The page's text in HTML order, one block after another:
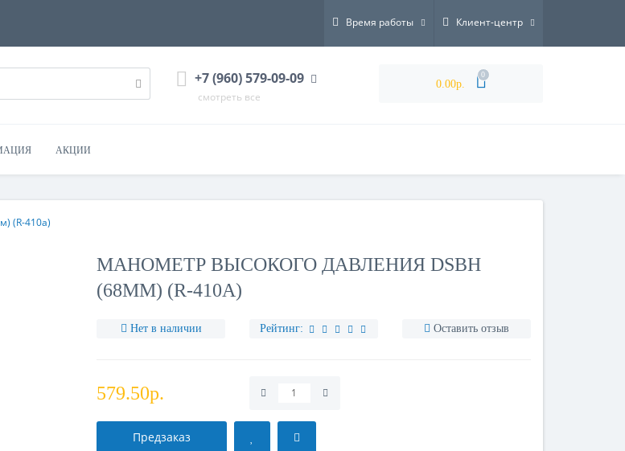
Время работы Клиент-центр
+7 (960) 579-09-09
смотреть все
0.00р.
0
АКЦИИ
(R-410a)
МАНОМЕТР ВЫСОКОГО ДАВЛЕНИЯ DSBH
(68ММ) (R-410A)
Нет в наличии Рейтинг: Оставить отзыв
579.50р.
Предзаказ